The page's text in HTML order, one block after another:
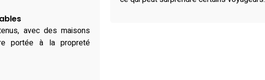
avec des maisons
portée à la propreté